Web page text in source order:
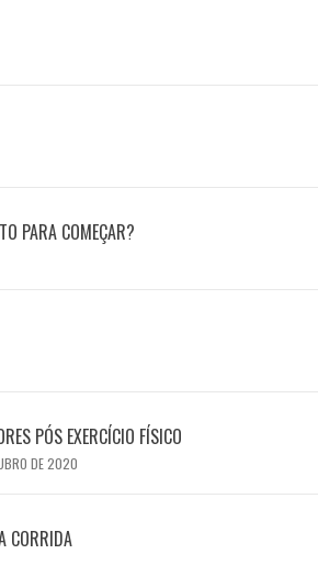
PARA COMEÇAR?
PÓS EXERCÍCIO FÍSICO
DE 2020
CORRIDA